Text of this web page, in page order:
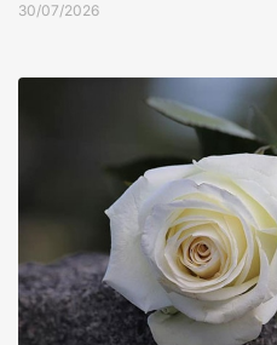
30/07/2026